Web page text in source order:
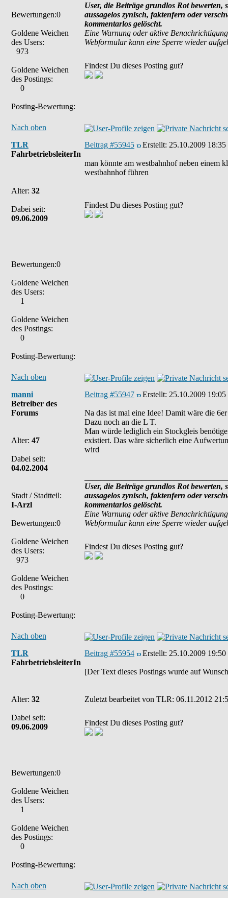
Bewertungen:0
Goldene Weichen
des Users:
973
Goldene Weichen
des Postings:
0
Posting-Bewertung:
User, die Beiträge grundlos Rot
aussagelos zynisch, faktenfern oder
kommentarlos gelöscht.
Eine Warnung oder aktive
Webformular kann eine Sperre wieder
Findest Du dieses Posting gut?
Nach oben
TLR
FahrbetriebsleiterIn
Alter: 32
Dabei seit:
09.06.2009
Bewertungen:0
Goldene Weichen
des Users:
1
Goldene Weichen
des Postings:
0
Posting-Bewertung:
Beitrag #55945 Erstellt: 25.10.2009 18:35
man könnte am westbahnhof neben einem
westbahnhof führen
Findest Du dieses Posting gut?
Nach oben
manni
Betreiber des
Forums
Alter: 47
Dabei seit:
04.02.2004
Stadt / Stadtteil:
I-Arzl
Bewertungen:0
Goldene Weichen
des Users:
973
Goldene Weichen
des Postings:
0
Posting-Bewertung:
Beitrag #55947 Erstellt: 25.10.2009 19:05
Na das ist mal eine Idee! Damit wäre die
Dazu noch an die L T.
Man würde lediglich ein Stockgleis
existiert. Das wäre sicherlich eine
wird
User, die Beiträge grundlos Rot
aussagelos zynisch, faktenfern oder
kommentarlos gelöscht.
Eine Warnung oder aktive
Webformular kann eine Sperre wieder
Findest Du dieses Posting gut?
Nach oben
TLR
FahrbetriebsleiterIn
Alter: 32
Dabei seit:
09.06.2009
Bewertungen:0
Goldene Weichen
des Users:
1
Goldene Weichen
des Postings:
0
Posting-Bewertung:
Beitrag #55954 Erstellt: 25.10.2009 19:50
[Der Text dieses Postings wurde auf
Zuletzt bearbeitet von TLR: 06.11.2012
Findest Du dieses Posting gut?
Nach oben